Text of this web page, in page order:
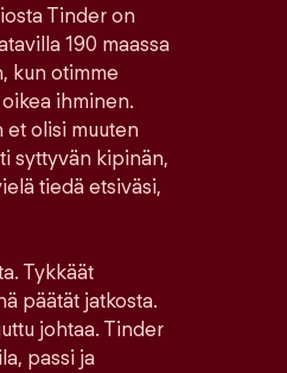
Tinder on
190 maassa
kun otimme
ihminen.
et olisi muuten
syttyvän kipinän,
tiedä etsiväsi,
Tykkäät
päätät jatkosta.
johtaa. Tinder
passi ja